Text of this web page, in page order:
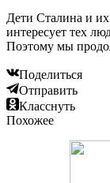
Дети Сталина и
интересует тех
Поэтому мы
Поделиться
Отправить
Класснуть
Похожее